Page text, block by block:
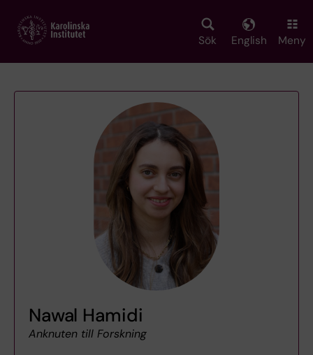
main
Sök English Meny
Nawal Hamidi
Anknuten till Forskning